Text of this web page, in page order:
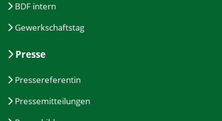
BDF intern
Gewerkschaftstag
Presse
Pressereferentin
Pressemitteilungen